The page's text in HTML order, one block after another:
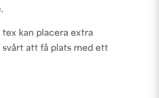
kan placera extra
svårt att få plats med ett